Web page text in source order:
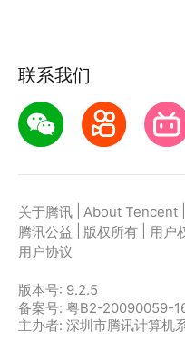
联系我们
关于腾讯 About Tencent
腾讯公益
版权所有 用户
用户协议
版本号: 9.2.5
备案号: 粤B2-20090059-
主办者: 深圳市腾讯计算机